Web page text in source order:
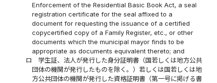
Enforcement of the Residential Basic Book Act, a seal
registration certificate for the seal affixed to a
document for requesting the issuance of a certified
copycertified copy of a Family Register, etc., or other
documents which the municipal mayor finds to be
appropriate as documents equivalent thereto; and
ロ
学生証、法人が発行した身分証明書（国若しくは地方公共
団体の機関が発行したものを除く。）若しくは国若しくは地
方公共団体の機関が発行した資格証明書（第一号に掲げる書